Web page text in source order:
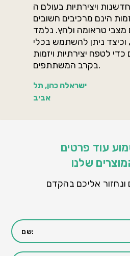
חדשנות ויצירתיות בעולם ה-color mind-
הינם מרכיבים חשובים
טראומה ולחץ. נלמד
וכיצד ניתן להשתמש בכלי
לטפח יצירתיות ויזמות
בקרב המשתתפים.
ישראלה כהן, תל
אביב
עוד פרטים
ונחזור אליכם בהקדם